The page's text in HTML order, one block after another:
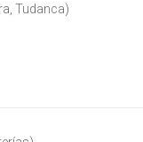
Tudanca)